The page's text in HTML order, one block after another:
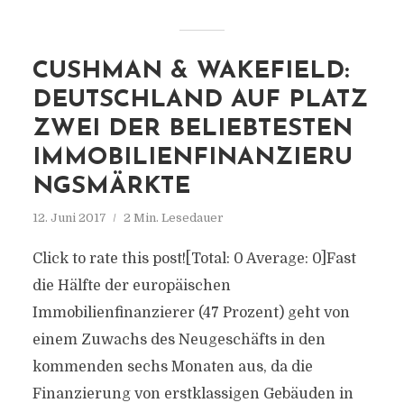
CUSHMAN & WAKEFIELD:
DEUTSCHLAND AUF PLATZ
ZWEI DER BELIEBTESTEN
IMMOBILIENFINANZIERU
NGSMÄRKTE
12. Juni 2017 2 Min. Lesedauer
Click to rate this post![Total: 0 Average: 0]Fast
die Hälfte der europäischen
Immobilienfinanzierer (47 Prozent) geht von
einem Zuwachs des Neugeschäfts in den
kommenden sechs Monaten aus, da die
Finanzierung von erstklassigen Gebäuden in